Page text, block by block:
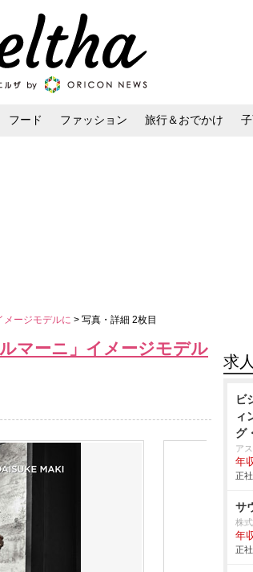
フード ファッション 旅行＆おでかけ
メージモデルに > 写真・詳細 2枚目
マーニ」イメージモデル
求
ビ
ィ
グ
ア
年
正
サ
株
年
正